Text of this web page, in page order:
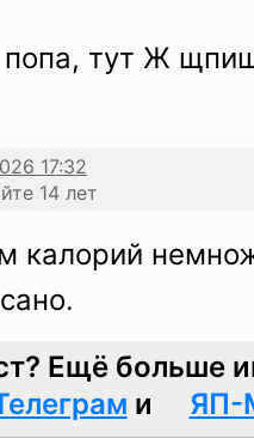
тут Ж
14 лет
калорий
Ещё больше
и ЯП-